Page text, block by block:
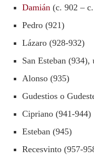
Damián (c. 902 –
Pedro (921)
Lázaro (928-932)
San Esteban (934),
Alonso (935)
Gudestios o
Cipriano (941-944)
Esteban (945)
Recesvinto (957-